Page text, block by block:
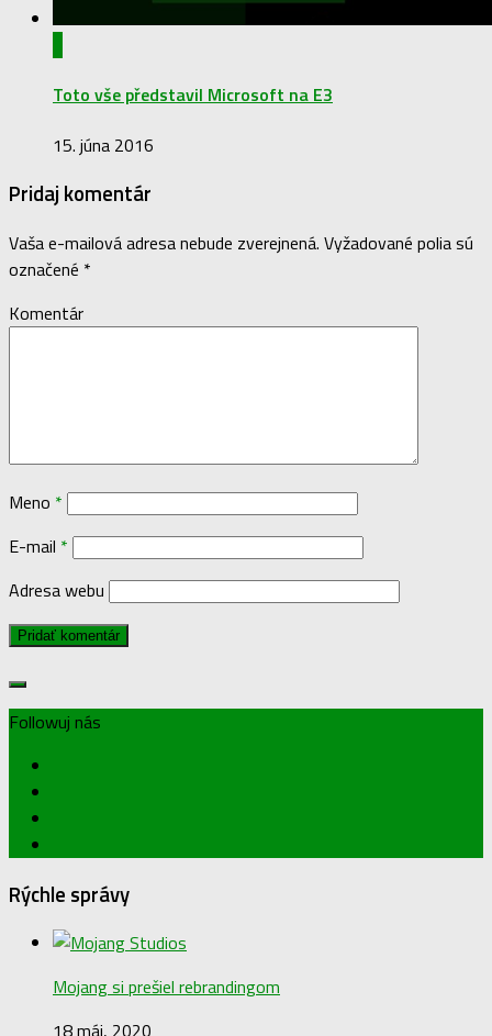
Toto vše představil Microsoft na E3
15. júna 2016
Pridaj komentár
Vaša e-mailová adresa nebude zverejnená. Vyžadované polia sú
označené *
Komentár
Meno *
E-mail *
Adresa webu
Followuj nás
Rýchle správy
Mojang si prešiel rebrandingom